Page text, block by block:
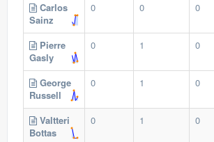
Carlos
Sainz
0 0 0
Pierre
Gasly
0 1 0
George
Russell
0 1 0
Valtteri
Bottas
0 1 0